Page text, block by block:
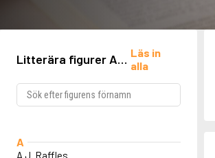
Litterära figurer A-
Läs in
alla
A
A.J. Raffles